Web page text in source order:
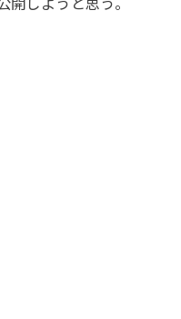
開しようと思う。